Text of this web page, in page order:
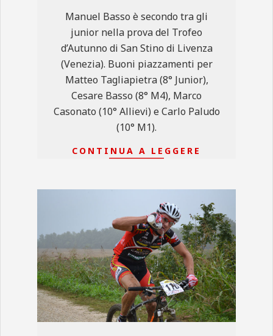
Manuel Basso è secondo tra gli
junior nella prova del Trofeo
d’Autunno di San Stino di Livenza
(Venezia). Buoni piazzamenti per
Matteo Tagliapietra (8° Junior),
Cesare Basso (8° M4), Marco
Casonato (10° Allievi) e Carlo Paludo
(10° M1).
CONTINUA A LEGGERE